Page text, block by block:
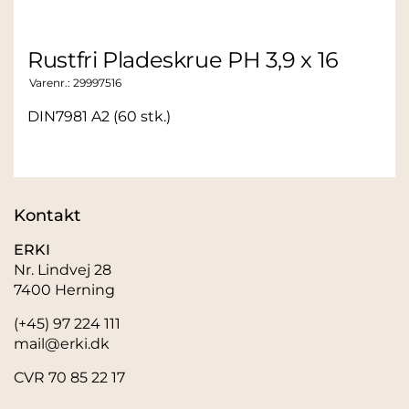
Rustfri Pladeskrue PH 3,9 x 16
Varenr.: 29997516
DIN7981 A2 (60 stk.)
Kontakt
ERKI
Nr. Lindvej 28
7400 Herning
(+45) 97 224 111
mail@erki.dk
CVR 70 85 22 17